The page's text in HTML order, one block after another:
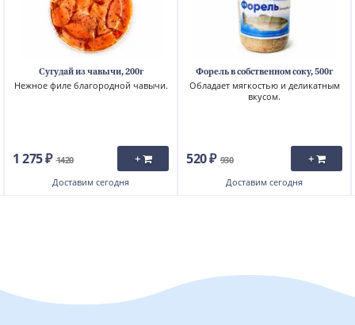
Сугудай из чавычи, 200г
Нежное филе благородной чавычи.
1 275 ₽ 1420 +
Доставим сегодня
Форель в собственном соку, 500г
Обладает мягкостью и деликатным
вкусом.
520 ₽ 930 +
Доставим сегодня